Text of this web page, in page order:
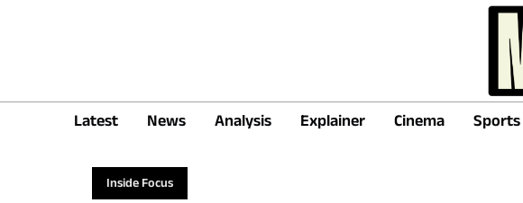
Latest News Analysis Explainer Cinema Sports
Inside Focus